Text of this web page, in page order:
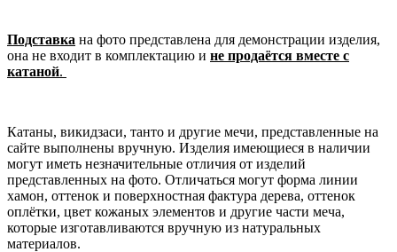
Подставка на фото представлена для демонстрации изделия,
она не входит в комплектацию и не продаётся вместе с
катаной.
Катаны, викидзаси, танто и другие мечи, представленные на
сайте выполнены вручную. Изделия имеющиеся в наличии
могут иметь незначительные отличия от изделий
представленных на фото. Отличаться могут форма линии
хамон, оттенок и поверхностная фактура дерева, оттенок
оплётки, цвет кожаных элементов и другие части меча,
которые изготавливаются вручную из натуральных
материалов.